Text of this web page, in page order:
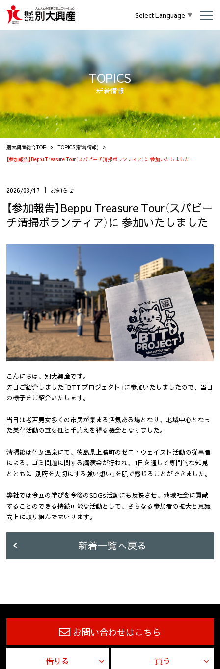
Select Language ▼
TOPICS
新着情報
別大興産総合TOP
TOPICS(新着情報)
【参加報告】Beppu Treasure Tour（スパビーチ清掃ボランティア）に 参加いたしました
2026/03/17 お知らせ
【参加報告】Beppu Treasure Tour（スパビー
チ清掃ボランティア）に 参加いたしました
こんにちは、別大興産です。
先日ご紹介しました「BTT プロジェクト」に参加いたしましたので、当日
の様子をご紹介いたします。
当日は老若男女多くの市民が集まる活気ある場となり、地域中心となっ
た美化活動の重要性と手応えを得る機会となりました。
清掃後は竹瓦温泉にて、徳島県上勝町のゼロ・ウェイスト活動の従事者
による、ゴミ問題に関する講演会が行われ、1日を通して専門的な知見
とともに「別府を大切にする強い想い」を肌で感じることができました。
弊社では今回の学びを今後のSDGs活動にも反映させ、地域社会に貢献
することのできる持続可能な活動として、さらなる参加者の拡大と意識
向上に取り組んでまいります。
新着一覧へ戻る
お問い合わせはこちら
借りる 買う